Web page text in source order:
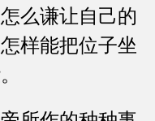
么谦让自己的
样能把位子坐